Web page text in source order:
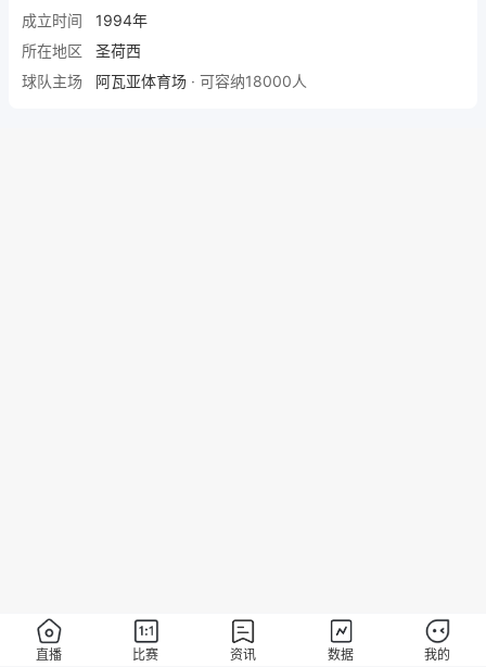
成立时间
1994年
所在地区
圣荷西
球队主场
阿瓦亚体育场 · 可容纳18000人
直播 比赛 资讯 数据 我的